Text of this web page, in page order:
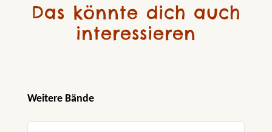
Das könnte dich auch
interessieren
Produktgalerie überspringen
Weitere Bände